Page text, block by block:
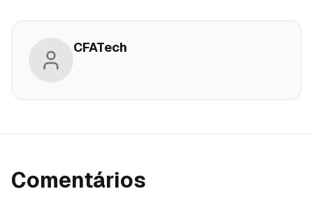
CFATech
Comentários